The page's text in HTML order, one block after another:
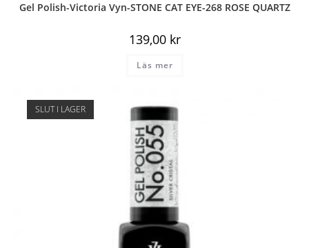
Gel Polish-Victoria Vyn-STONE CAT EYE-268 ROSE QUARTZ
139,00 kr
Läs mer
SLUT I LAGER